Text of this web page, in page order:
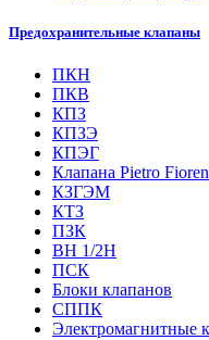
Предохранительные клапаны
ПКН
ПКВ
КПЗ
КПЗЭ
КПЭГ
Клапана Pietro
КЗГЭМ
КТЗ
ПЗК
ВН 1/2Н
ПСК
Блоки клапанов
СППК
Электромагнитные